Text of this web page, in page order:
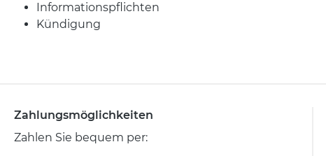
Informationspflichten
Kündigung
Zahlungsmöglichkeiten
Zahlen Sie bequem per: